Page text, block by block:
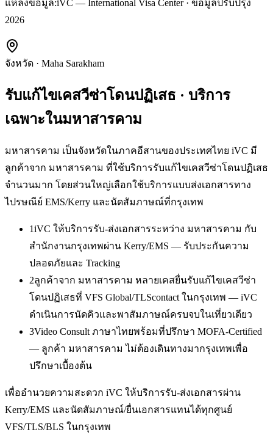
แหล่งข้อมูล:iVC — International Visa Center · ข้อมูลปรับปรุง
2026
จังหวัด · Maha Sarakham
รับแก้ไขเคสวีซ่าโดนปฏิเสธ · บริการ
เฉพาะในมหาสารคาม
มหาสารคาม เป็นจังหวัดในภาคอีสานของประเทศไทย iVC มี
ลูกค้าจาก มหาสารคาม ที่ใช้บริการรับแก้ไขเคสวีซ่าโดนปฏิเสธ
จำนวนมาก โดยส่วนใหญ่เลือกใช้บริการแบบส่งเอกสารทาง
ไปรษณีย์ EMS/Kerry และนัดสัมภาษณ์ที่กรุงเทพ
1iVC ให้บริการรับ-ส่งเอกสารระหว่าง มหาสารคาม กับ
สำนักงานกรุงเทพผ่าน Kerry/EMS — รับประกันความ
ปลอดภัยและ Tracking
2ลูกค้าจาก มหาสารคาม หลายเคสยื่นรับแก้ไขเคสวีซ่า
โดนปฏิเสธที่ VFS Global/TLScontact ในกรุงเทพ — iVC
ดำเนินการนัดคิวและพาสัมภาษณ์ครบจบในเที่ยวเดียว
3Video Consult ภาษาไทยพร้อมที่ปรึกษา MOFA-Certified
— ลูกค้า มหาสารคาม ไม่ต้องเดินทางมากรุงเทพเพื่อ
ปรึกษาเบื้องต้น
เพื่ออำนวยความสะดวก iVC ให้บริการรับ-ส่งเอกสารผ่าน
Kerry/EMS และนัดสัมภาษณ์/ยื่นเอกสารแทนได้ทุกศูนย์
VFS/TLS/BLS ในกรุงเทพ